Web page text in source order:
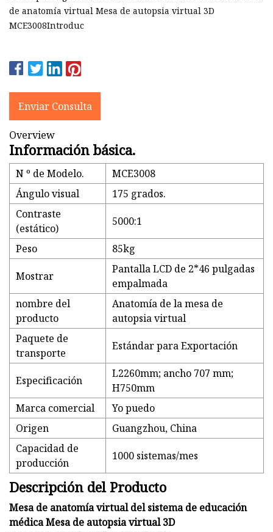
de anatomía virtual Mesa de autopsia virtual 3D
MCE3008Introduc
Enviar Consulta
Overview
Información básica.
N º de Modelo.
MCE3008
Ángulo visual
175 grados.
Contraste
(estático)
5000:1
Peso 85kg
Mostrar
Pantalla LCD de 2*46 pulgadas
empalmada
nombre del
producto
Anatomía de la mesa de
autopsia virtual
Paquete de
transporte
Estándar para Exportación
Especificación
L2260mm; ancho 707 mm;
H750mm
Marca comercial
Yo puedo
Origen
Guangzhou, China
Capacidad de
producción
1000 sistemas/mes
Descripción del Producto
Mesa de anatomía virtual del sistema de educación
médica Mesa de autopsia virtual 3D